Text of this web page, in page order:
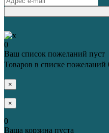
0
Ваш список пожеланий пуст
Товаров в списке пожеланий
×
×
0
Ваша корзина пуста